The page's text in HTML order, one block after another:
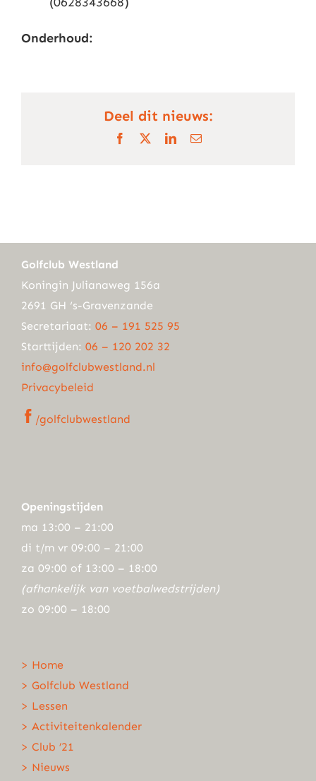
Onderhoud:
Deel dit nieuws:
Facebook LinkedIn
E-
Golfclub Westland
Koningin Julianaweg 156a
2691 GH ‘s-Gravenzande
Secretariaat: 06 – 191 525 95
Starttijden: 06 – 120 202 32
info@golfclubwestland.nl
Privacybeleid
/golfclubwestland
Openingstijden
ma 13:00 – 21:00
di t/m vr 09:00 – 21:00
za 09:00 of 13:00 – 18:00
(afhankelijk van voetbalwedstrijden)
zo 09:00 – 18:00
> Home
> Golfclub Westland
> Lessen
> Activiteitenkalender
> Club ’21
> Nieuws